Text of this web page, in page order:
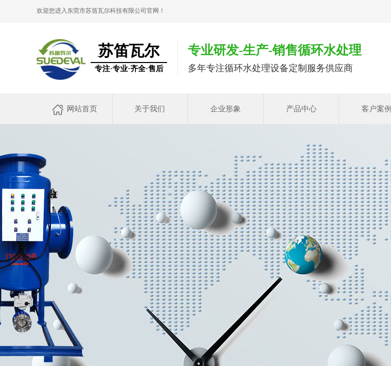
欢迎您进入东莞市苏笛瓦尔科技有限公司官网！
苏笛瓦尔
专注·专业·齐全·售后
专业研发-生产-销售循环水处理
多年专注循环水处理设备定制服务供应商
网站首页 关于我们 企业形象 产品中心 客户案例